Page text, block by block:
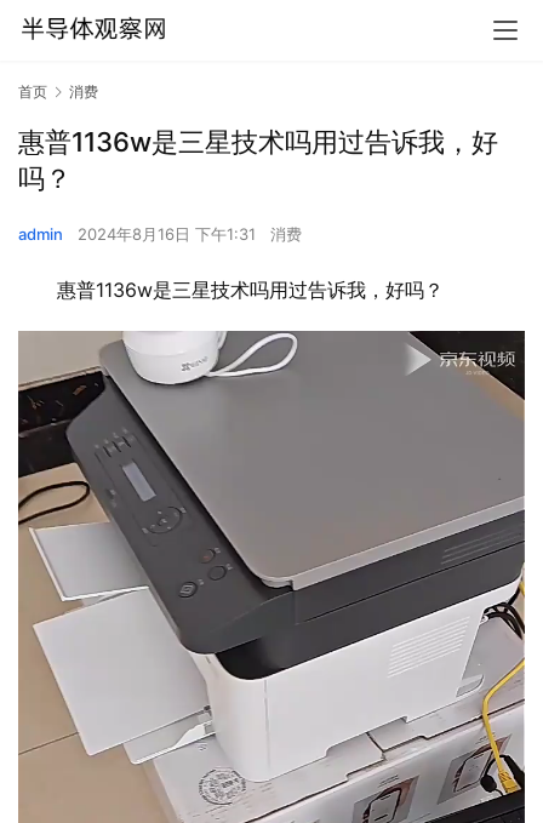
首页 消费
惠普1136w是三星技术吗用过告诉我，好
吗？
admin 2024年8月16日 下午1:31 消费
惠普1136w是三星技术吗用过告诉我，好吗？